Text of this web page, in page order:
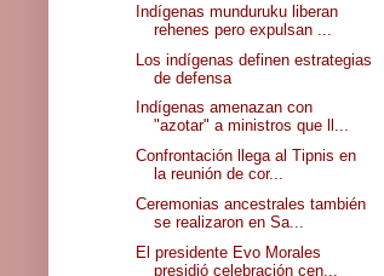
Indígenas munduruku liberan
rehenes pero expulsan ...
Los indígenas definen estrategias
de defensa
Indígenas amenazan con
"azotar" a ministros que ll...
Confrontación llega al Tipnis en
la reunión de cor...
Ceremonias ancestrales también
se realizaron en Sa...
El presidente Evo Morales
presidió celebración cen...